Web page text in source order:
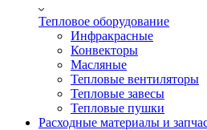
Тепловое оборудование
Инфракрасные
Конвекторы
Масляные
Тепловые вентиляторы
Тепловые завесы
Тепловые пушки
Расходные материалы и